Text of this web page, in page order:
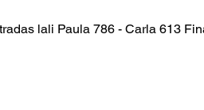
lali Paula 786 - Carla 613